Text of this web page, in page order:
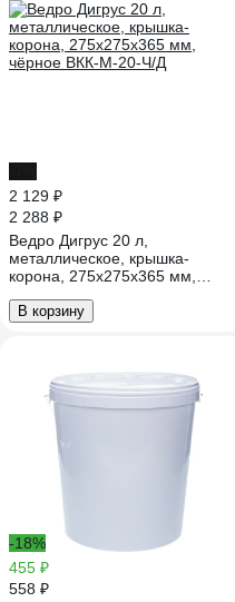
2 129 ₽
2 288 ₽
Ведро Дигрус 20 л,
металлическое, крышка-
корона, 275x275x365 мм,
В корзину
-18%
455 ₽
558 ₽